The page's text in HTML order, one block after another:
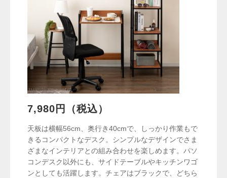
7,980円（税込）
天板は横幅56cm、奥行き40cmで、しっかり作業もで
きるコンパクトなデスク。シンプルなデザインでさま
ざまなインテリアとの組み合わせを楽しめます。パソ
コンデスク以外にも、サイドテーブルやキッチンワゴ
ンとしても活躍します。チェアはブラックで、どちら